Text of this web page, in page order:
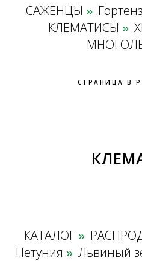
САЖЕНЦЫ »
КЛЕМАТИСЫ »
СТРАНИЦА В
КАТАЛОГ »
Петуния » Львиный